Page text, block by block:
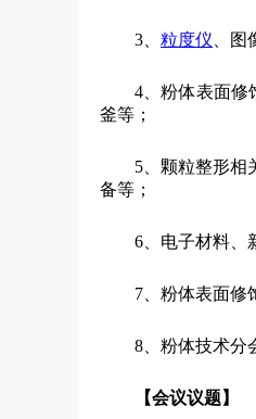
3、 粒度仪 、
4、粉体表面修
釜等；
5、颗粒整形相
备等；
6、电子材料、
7、粉体表面修
8、粉体技术分
【会议议题】